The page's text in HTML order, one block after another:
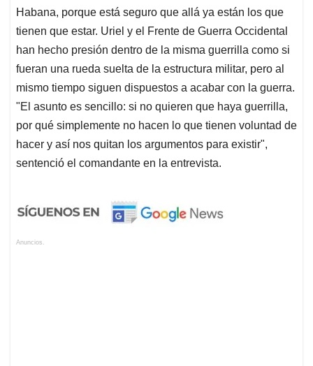
Habana, porque está seguro que allá ya están los que
tienen que estar. Uriel y el Frente de Guerra Occidental
han hecho presión dentro de la misma guerrilla como si
fueran una rueda suelta de la estructura militar, pero al
mismo tiempo siguen dispuestos a acabar con la guerra.
"El asunto es sencillo: si no quieren que haya guerrilla,
por qué simplemente no hacen lo que tienen voluntad de
hacer y así nos quitan los argumentos para existir",
sentenció el comandante en la entrevista.
Anuncios.